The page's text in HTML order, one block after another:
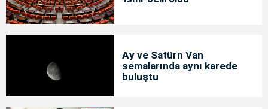
Ay ve Satürn Van
semalarında aynı karede
buluştu